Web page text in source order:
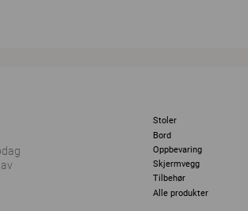
Stoler
Bord
Oppbevaring
Skjermvegg
Tilbehør
Alle produkter